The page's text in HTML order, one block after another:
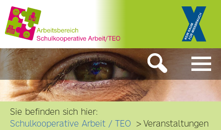
Sie befinden sich hier:
Schulkooperative Arbeit / TEO
Veranstaltungen